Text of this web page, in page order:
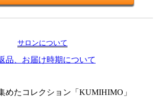
サロンについて
品、お届け時期について
めたコレクション「KUMIHIMO」